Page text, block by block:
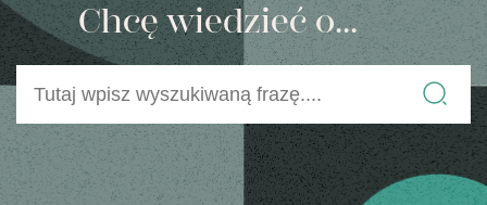
Chcę wiedzieć o...